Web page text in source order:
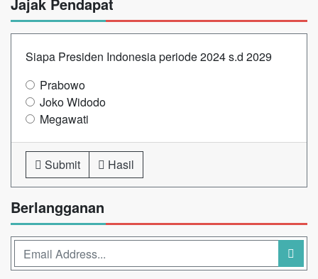
Siapa Presiden Indonesia periode 2024 s.d 2029
Prabowo
Joko Widodo
Megawati
Submit Hasil
Berlangganan